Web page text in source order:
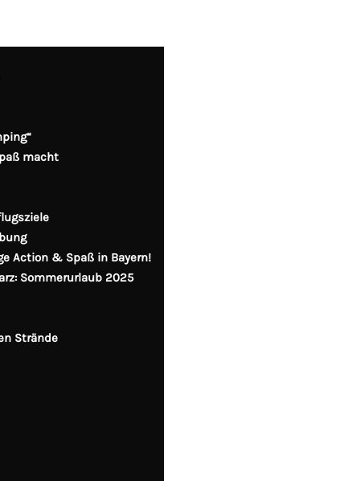
macht
Action & Spaß in Bayern!
Sommerurlaub 2025
Strände